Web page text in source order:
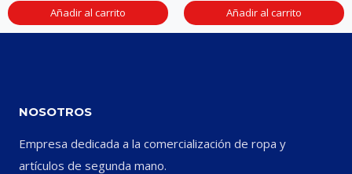
Añadir al carrito Añadir al carrito
NOSOTROS
Empresa dedicada a la comercialización de ropa y
artículos de segunda mano.